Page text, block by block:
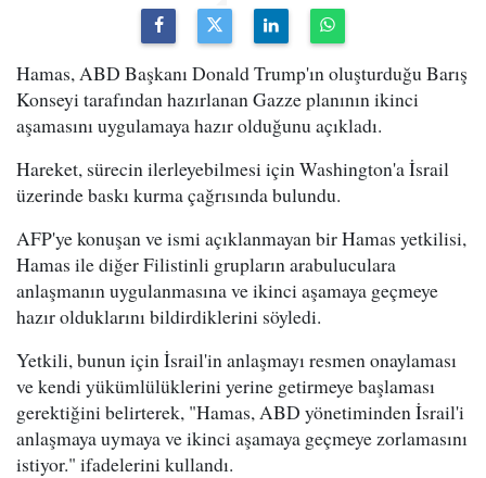
Hamas, ABD Başkanı Donald Trump'ın oluşturduğu Barış
Konseyi tarafından hazırlanan Gazze planının ikinci
aşamasını uygulamaya hazır olduğunu açıkladı.
Hareket, sürecin ilerleyebilmesi için Washington'a İsrail
üzerinde baskı kurma çağrısında bulundu.
AFP'ye konuşan ve ismi açıklanmayan bir Hamas yetkilisi,
Hamas ile diğer Filistinli grupların arabuluculara
anlaşmanın uygulanmasına ve ikinci aşamaya geçmeye
hazır olduklarını bildirdiklerini söyledi.
Yetkili, bunun için İsrail'in anlaşmayı resmen onaylaması
ve kendi yükümlülüklerini yerine getirmeye başlaması
gerektiğini belirterek, "Hamas, ABD yönetiminden İsrail'i
anlaşmaya uymaya ve ikinci aşamaya geçmeye zorlamasını
istiyor." ifadelerini kullandı.